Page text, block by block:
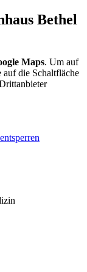
Bethel
Maps. Um auf
die Schaltfläche